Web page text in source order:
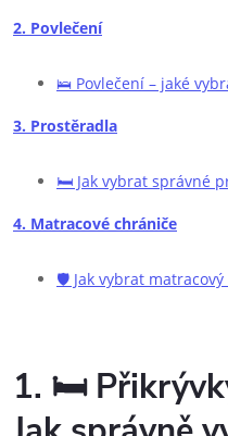
2. Povlečení
🛌 Povlečení – jaké
3. Prostěradla
🛏️ Jak vybrat správné
4. Matracové chrániče
🛡️ Jak vybrat
1. 🛏️